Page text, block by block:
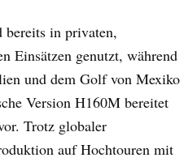
in privaten,
Einsätzen genutzt, während
und dem Golf von Mexiko
Version H160M bereitet
Trotz globaler
auf Hochtouren mit